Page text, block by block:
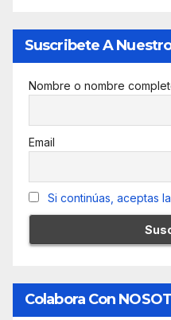
Suscribete A
Nombre o nombre
Email
Si continúas, aceptas
Colabora Con